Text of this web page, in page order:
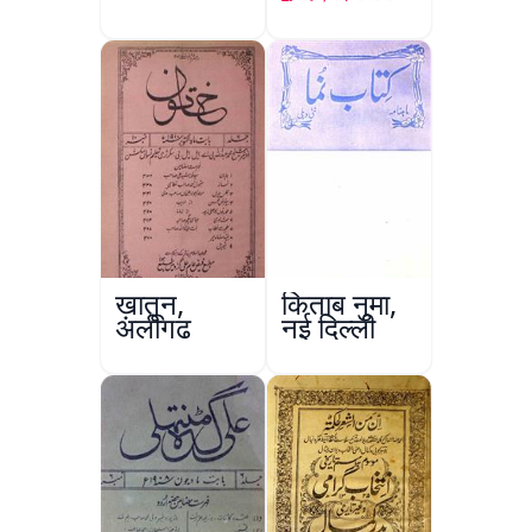
ख़ातून,
अलीगढ़
किताब नुमा,
नई दिल्ली